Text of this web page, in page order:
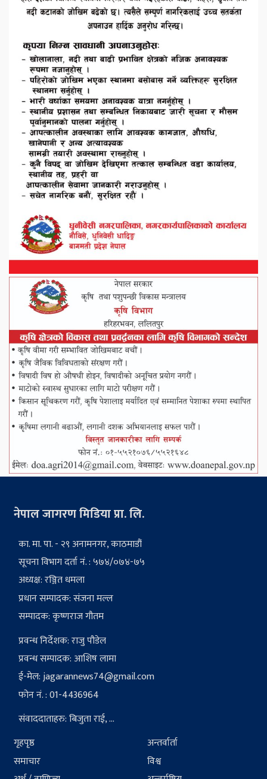
नेपाल जागरण मिडिया प्रा. लि.
का. मा. पा. - २९ अनामनगर, काठमाडौं
सूचना विभाग दर्ता नं. : ५७४/०७४-७५
अध्यक्ष: रञ्जित धमला
प्रधान सम्पादक: संजना मल्ल
सम्पादक: कृष्णराज गौतम
प्रवन्ध निर्देशक: राजु पौडेल
प्रवन्ध सम्पादक: आशिष लामा
ई-मेल:jagarannews74@gmail.com
फोन नं. : 01-4436964
संवाददाताहरु: बिजुता राई, ...
गृहपृष्ठ
समाचार
अन्तर्वार्ता
विश्व